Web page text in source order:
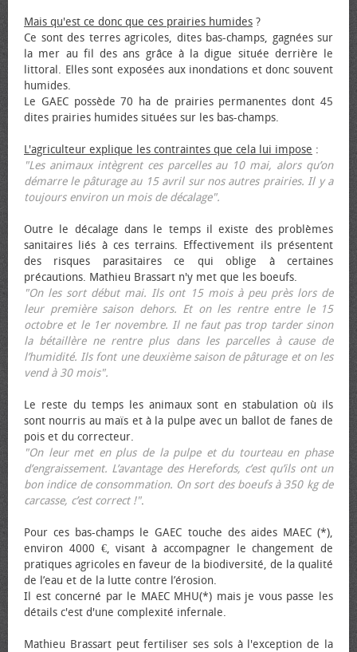
Mais qu'est ce donc que ces prairies humides ?
Ce sont des terres agricoles, dites bas-champs, gagnées sur
la mer au fil des ans grâce à la digue située derrière le
littoral. Elles sont exposées aux inondations et donc souvent
humides.
Le GAEC possède 70 ha de prairies permanentes dont 45
dites prairies humides situées sur les bas-champs.
L'agriculteur explique les contraintes que cela lui impose :
"Les animaux intègrent ces parcelles au 10 mai, alors qu’on
démarre le pâturage au 15 avril sur nos autres prairies. Il y a
toujours environ un mois de décalage".
Outre le décalage dans le temps il existe des problèmes
sanitaires liés à ces terrains. Effectivement ils présentent
des risques parasitaires ce qui oblige à certaines
précautions. Mathieu Brassart n'y met que les bœufs.
"On les sort début mai. Ils ont 15 mois à peu près lors de
leur première saison dehors. Et on les rentre entre le 15
octobre et le 1er novembre. Il ne faut pas trop tarder sinon
la bétaillère ne rentre plus dans les parcelles à cause de
l’humidité. Ils font une deuxième saison de pâturage et on les
vend à 30 mois".
Le reste du temps les animaux sont en stabulation où ils
sont nourris au maïs et à la pulpe avec un ballot de fanes de
pois et du correcteur.
"On leur met en plus de la pulpe et du tourteau en phase
d’engraissement. L’avantage des Herefords, c’est qu’ils ont un
bon indice de consommation. On sort des bœufs à 350 kg de
carcasse, c’est correct !".
Pour ces bas-champs le GAEC touche des aides MAEC (*),
environ 4000 €, visant à accompagner le changement de
pratiques agricoles en faveur de la biodiversité, de la qualité
de l’eau et de la lutte contre l’érosion.
Il est concerné par le MAEC MHU(*) mais je vous passe les
détails c'est d'une complexité infernale.
Mathieu Brassart peut fertiliser ses sols à l'exception de la